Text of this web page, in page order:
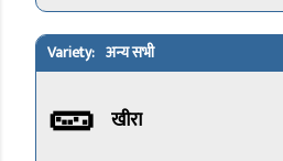
अन्य सभी
🥒 खीरा